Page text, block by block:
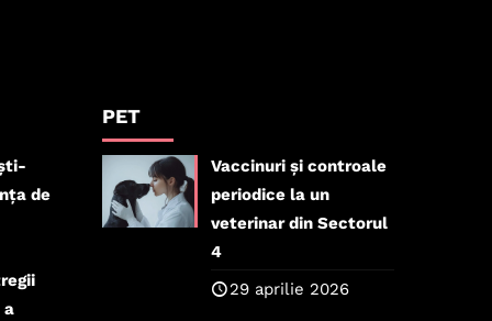
de
a
PET
Vaccinuri și controale
periodice la un
veterinar din Sectorul
4
29 aprilie 2026